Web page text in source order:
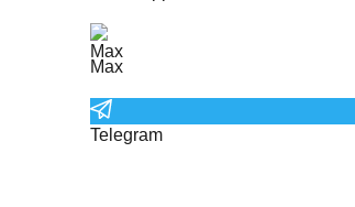
Max
Telegram